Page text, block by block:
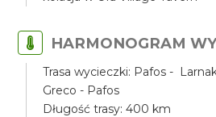
HARMONOGRAM
Trasa wycieczki: Pafos -
Greco - Pafos
Długość trasy: 400 km